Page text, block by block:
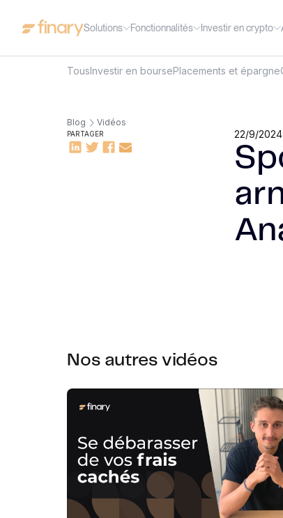
Solutions Fonctionnalités Investir en crypto
TousInvestir en boursePlacements et épargne
Blog Vidéos
PARTAGER 22/9/2024
Nos autres vidéos